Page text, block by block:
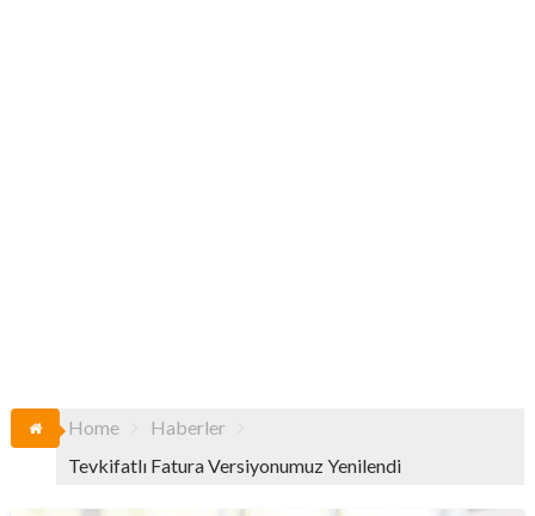
Home
Haberler
Tevkifatlı Fatura Versiyonumuz Yenilendi